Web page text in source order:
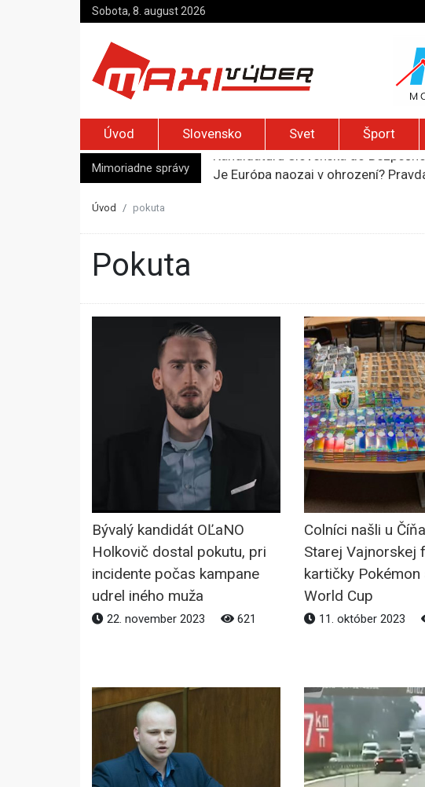
Sobota, 8. august 2026
Úvod Slovensko Svet Šport
Mimoriadne správy
Je Európa naozaj v ohrození?
Úvod pokuta
pokuta
Bývalý kandidát OĽaNO
Holkovič dostal pokutu, pri
incidente počas kampane
udrel iného muža
22. november 2023 621
Colníci našli u
Starej Vajnorskej
kartičky Pokémon
World Cup
11. október 2023